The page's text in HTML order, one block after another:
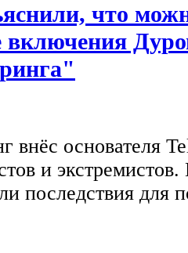
что
включения
внёс основателя
и
последствия для